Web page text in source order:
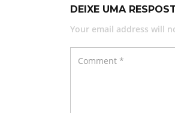
DEIXE UMA
Your email address will